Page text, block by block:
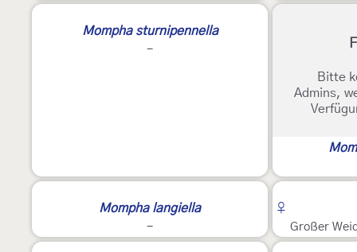
Mompha sturnipennella
-
Bitte
Admins,
Mompha langiella
-
♀
Großer